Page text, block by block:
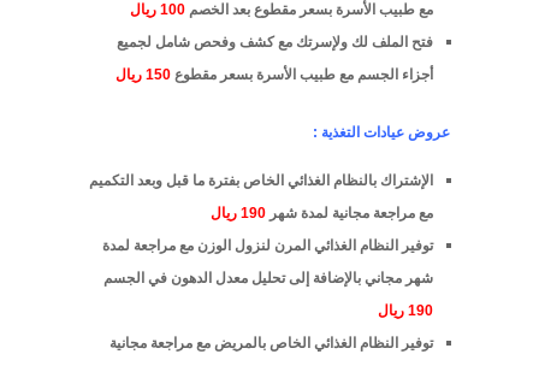
مع طبيب الأسرة بسعر مقطوع بعد الخصم 100 ريال
فتح الملف لك ولإسرتك مع كشف وفحص شامل لجميع
أجزاء الجسم مع طبيب الأسرة بسعر مقطوع
عروض عيادات التغذية :
الإشتراك بالنظام الغذائي الخاص بفترة ما قبل وبعد التكميم
مع مراجعة مجانية لمدة شهر 190 ريال
توفير النظام الغذائي المرن لنزول الوزن مع مراجعة لمدة
شهر مجاني بالإضافة إلى تحليل معدل الدهون في الجسم
190 ريال
توفير النظام الغذائي الخاص بالمريض مع مراجعة مجانية